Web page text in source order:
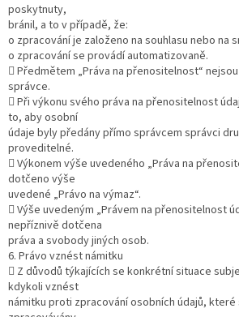
poskytnuty,
bránil, a to v případě, že:
o zpracování je založeno na souhlasu nebo na
o zpracování se provádí automatizovaně.
 Předmětem „Práva na přenositelnost“
správce.
 Při výkonu svého práva na přenositelnost
to, aby osobní
údaje byly předány přímo správcem správci
proveditelné.
 Výkonem výše uvedeného „Práva na
dotčeno výše
uvedené „Právo na výmaz“.
 Výše uvedeným „Právem na přenositelnost
nepříznivě dotčena
práva a svobody jiných osob.
6. Právo vznést námitku
 Z důvodů týkajících se konkrétní situace
kdykoli vznést
námitku proti zpracování osobních údajů,